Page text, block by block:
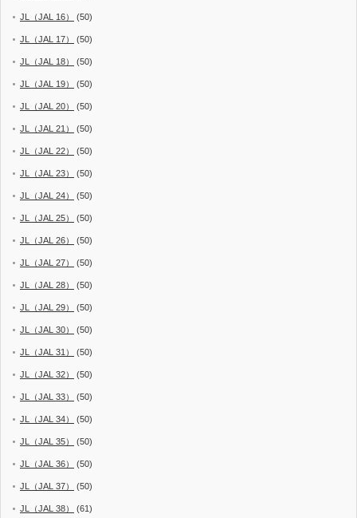
JL（JAL 16） (50)
JL（JAL 17） (50)
JL（JAL 18） (50)
JL（JAL 19） (50)
JL（JAL 20） (50)
JL（JAL 21） (50)
JL（JAL 22） (50)
JL（JAL 23） (50)
JL（JAL 24） (50)
JL（JAL 25） (50)
JL（JAL 26） (50)
JL（JAL 27） (50)
JL（JAL 28） (50)
JL（JAL 29） (50)
JL（JAL 30） (50)
JL（JAL 31） (50)
JL（JAL 32） (50)
JL（JAL 33） (50)
JL（JAL 34） (50)
JL（JAL 35） (50)
JL（JAL 36） (50)
JL（JAL 37） (50)
JL（JAL 38） (61)